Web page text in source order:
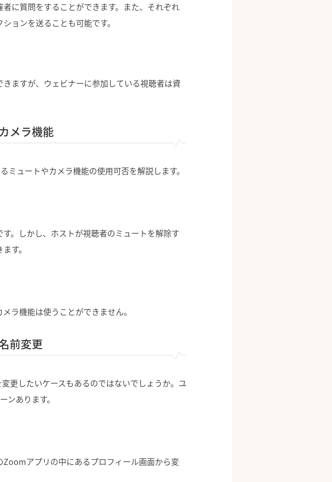
に質問をすることができます。また、それぞれ
ョンを送ることも可能です。
ますが、ウェビナーに参加している視聴者は資
メラ機能
ュートやカメラ機能の使用可否を解説します。
。しかし、ホストが視聴者のミュートを解除す
す。
ラ機能は使うことができません。
前変更
更したいケースもあるのではないでしょうか。ユ
あります。
アプリの中にあるプロフィール画面から変